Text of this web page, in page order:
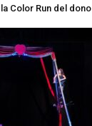
Color Run del dono